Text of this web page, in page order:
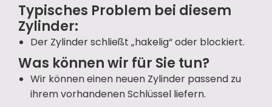
Typisches Problem bei diesem
Zylinder:
Der Zylinder schließt „hakelig“ oder blockiert.
Was können wir für Sie tun?
Wir können einen neuen Zylinder passend zu
ihrem vorhandenen Schlüssel liefern.